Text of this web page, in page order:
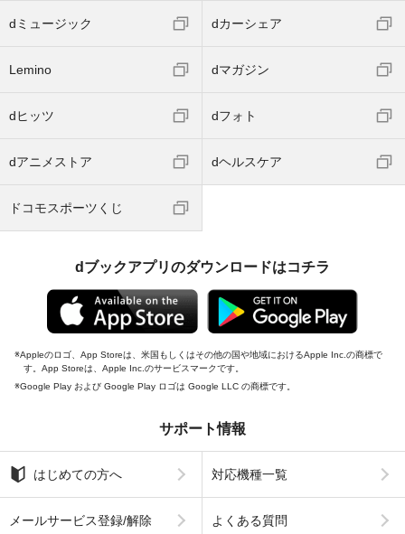
dミュージック dカーシェア
Lemino dマガジン
dヒッツ dフォト
dアニメストア dヘルスケア
ドコモスポーツくじ
dブックアプリのダウンロードはコチラ
Appleのロゴ、App Storeは、米国もしくはその他の国や地域におけるApple Inc.の商標で
す。App Storeは、Apple Inc.のサービスマークです。
Google Play および Google Play ロゴは Google LLC の商標です。
サポート情報
はじめての方へ 対応機種一覧
メールサービス登録/解除 よくある質問